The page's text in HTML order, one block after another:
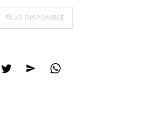
PLUS DISPONIBLE
t e w